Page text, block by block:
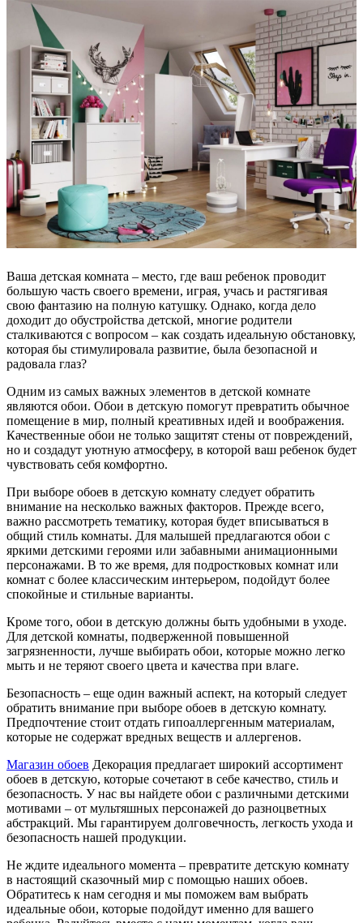
Ваша детская комната – место, где ваш ребенок проводит
большую часть своего времени, играя, учась и растягивая
свою фантазию на полную катушку. Однако, когда дело
доходит до обустройства детской, многие родители
сталкиваются с вопросом – как создать идеальную обстановку,
которая бы стимулировала развитие, была безопасной и
радовала глаз?
Одним из самых важных элементов в детской комнате
являются обои. Обои в детскую помогут превратить обычное
помещение в мир, полный креативных идей и воображения.
Качественные обои не только защитят стены от повреждений,
но и создадут уютную атмосферу, в которой ваш ребенок будет
чувствовать себя комфортно.
При выборе обоев в детскую комнату следует обратить
внимание на несколько важных факторов. Прежде всего,
важно рассмотреть тематику, которая будет вписываться в
общий стиль комнаты. Для малышей предлагаются обои с
яркими детскими героями или забавными анимационными
персонажами. В то же время, для подростковых комнат или
комнат с более классическим интерьером, подойдут более
спокойные и стильные варианты.
Кроме того, обои в детскую должны быть удобными в уходе.
Для детской комнаты, подверженной повышенной
загрязненности, лучше выбирать обои, которые можно легко
мыть и не теряют своего цвета и качества при влаге.
Безопасность – еще один важный аспект, на который следует
обратить внимание при выборе обоев в детскую комнату.
Предпочтение стоит отдать гипоаллергенным материалам,
которые не содержат вредных веществ и аллергенов.
Магазин обоев Декорация предлагает широкий ассортимент
обоев в детскую, которые сочетают в себе качество, стиль и
безопасность. У нас вы найдете обои с различными детскими
мотивами – от мультяшных персонажей до разноцветных
абстракций. Мы гарантируем долговечность, легкость ухода и
безопасность нашей продукции.
Не ждите идеального момента – превратите детскую комнату
в настоящий сказочный мир с помощью наших обоев.
Обратитесь к нам сегодня и мы поможем вам выбрать
идеальные обои, которые подойдут именно для вашего